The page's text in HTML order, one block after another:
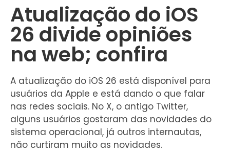
Atualização do iOS
26 divide opiniões
na web; confira
A atualização do iOS 26 está disponível para
usuários da Apple e está dando o que falar
nas redes sociais. No X, o antigo Twitter,
alguns usuários gostaram das novidades do
sistema operacional, já outros internautas,
não curtiram muito as novidades.